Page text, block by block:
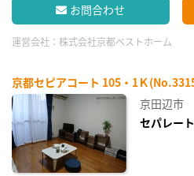
お問合わせ
運営会社： 株式会社京都ベストホーム
京都セピアコート 105・1Ｋ
京田辺市
セパレー